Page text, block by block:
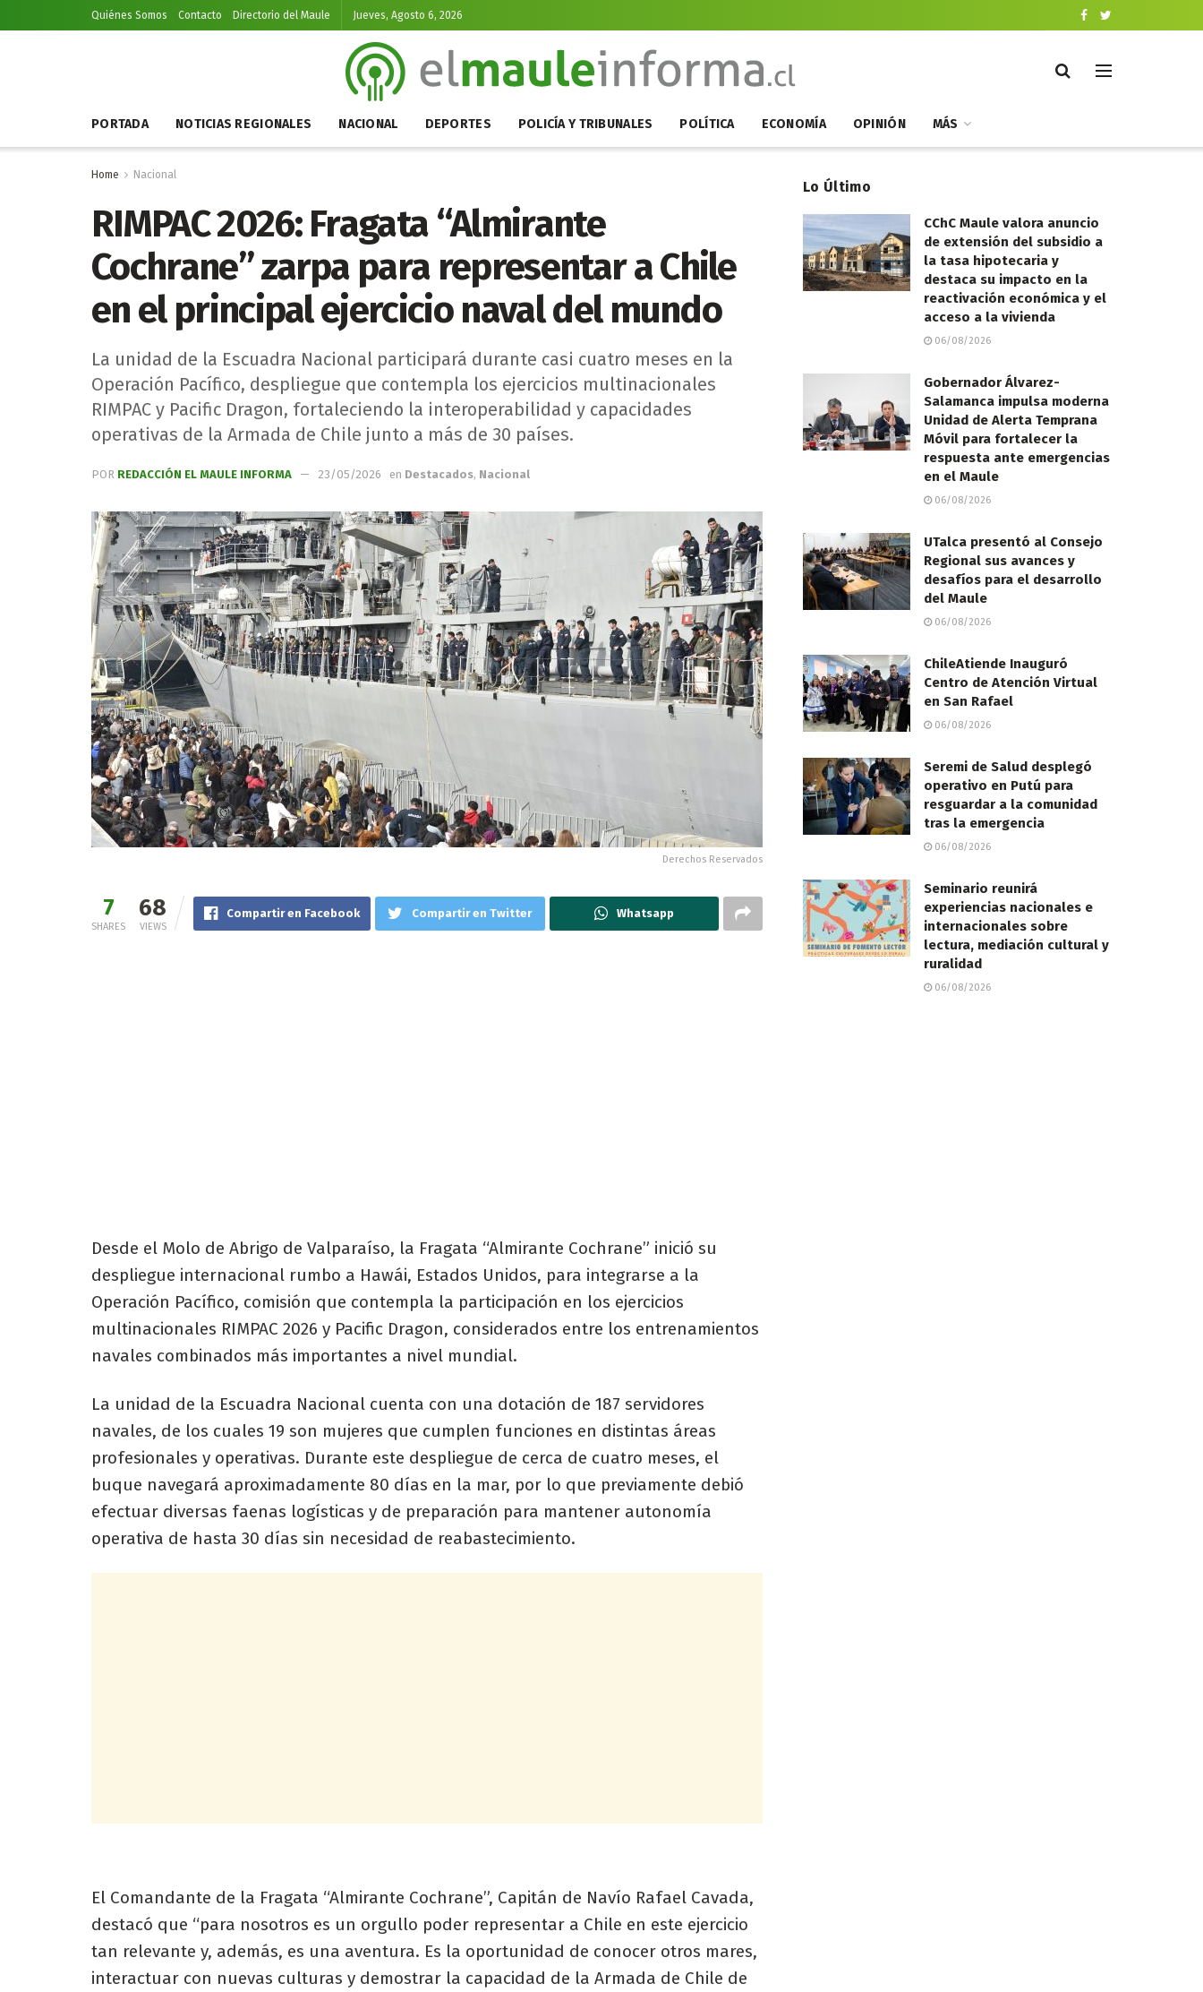
Quiénes Somos Contacto Directorio del Maule Jueves, Agosto 6, 2026
PORTADA NOTICIAS REGIONALES NACIONAL DEPORTES POLICÍA Y TRIBUNALES POLÍTICA ECONOMÍA OPINIÓN MÁS
Home Nacional
RIMPAC 2026: Fragata “Almirante
Cochrane” zarpa para representar a Chile
en el principal ejercicio naval del mundo
La unidad de la Escuadra Nacional participará durante casi cuatro meses en la
Operación Pacífico, despliegue que contempla los ejercicios multinacionales
RIMPAC y Pacific Dragon, fortaleciendo la interoperabilidad y capacidades
operativas de la Armada de Chile junto a más de 30 países.
POR REDACCIÓN EL MAULE INFORMA 23/05/2026 en Destacados, Nacional
Derechos Reservados
7
SHARES
68
VIEWS
Compartir en Facebook Compartir en Twitter Whatsapp
Desde el Molo de Abrigo de Valparaíso, la Fragata “Almirante Cochrane” inició su
despliegue internacional rumbo a Hawái, Estados Unidos, para integrarse a la
Operación Pacífico, comisión que contempla la participación en los ejercicios
multinacionales RIMPAC 2026 y Pacific Dragon, considerados entre los entrenamientos
navales combinados más importantes a nivel mundial.
La unidad de la Escuadra Nacional cuenta con una dotación de 187 servidores
navales, de los cuales 19 son mujeres que cumplen funciones en distintas áreas
profesionales y operativas. Durante este despliegue de cerca de cuatro meses, el
buque navegará aproximadamente 80 días en la mar, por lo que previamente debió
efectuar diversas faenas logísticas y de preparación para mantener autonomía
operativa de hasta 30 días sin necesidad de reabastecimiento.
El Comandante de la Fragata “Almirante Cochrane”, Capitán de Navío Rafael Cavada,
destacó que “para nosotros es un orgullo poder representar a Chile en este ejercicio
tan relevante y, además, es una aventura. Es la oportunidad de conocer otros mares,
interactuar con nuevas culturas y demostrar la capacidad de la Armada de Chile de
Lo Último
CChC Maule valora anuncio
de extensión del subsidio a
la tasa hipotecaria y
destaca su impacto en la
reactivación económica y el
acceso a la vivienda
06/08/2026
Gobernador Álvarez-
Salamanca impulsa moderna
Unidad de Alerta Temprana
Móvil para fortalecer la
respuesta ante emergencias
en el Maule
06/08/2026
UTalca presentó al Consejo
Regional sus avances y
desafíos para el desarrollo
del Maule
06/08/2026
ChileAtiende Inauguró
Centro de Atención Virtual
en San Rafael
06/08/2026
Seremi de Salud desplegó
operativo en Putú para
resguardar a la comunidad
tras la emergencia
06/08/2026
Seminario reunirá
experiencias nacionales e
internacionales sobre
lectura, mediación cultural y
ruralidad
06/08/2026